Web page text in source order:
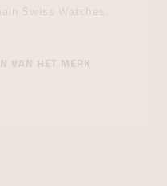
Swiss Watches.
VAN HET MERK